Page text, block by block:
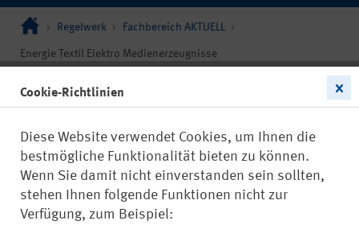
Regelwerk Fachbereich AKTUELL
Energie Textil Elektro Medienerzeugnisse
Cookie-Richtlinien
Diese Website verwendet Cookies, um Ihnen die
bestmögliche Funktionalität bieten zu können.
Wenn Sie damit nicht einverstanden sein sollten,
stehen Ihnen folgende Funktionen nicht zur
Verfügung, zum Beispiel: